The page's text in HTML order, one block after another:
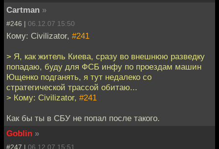
Cartman »
#246 | 06.12.07 15:50
Кому: Civilizator, #241
> Я, как житель Киева, сразу во внешнюю разведку
попадаю, буду для ФСБ инфу по проездам машин
Ющенко подганять, я тут недалеко со
стратегической трассой обитаю...
> Кому: Civilizator, #241
Как бы ты в СБУ не попал после такого.
Goblin »
#247 | 06.12.07 15:51